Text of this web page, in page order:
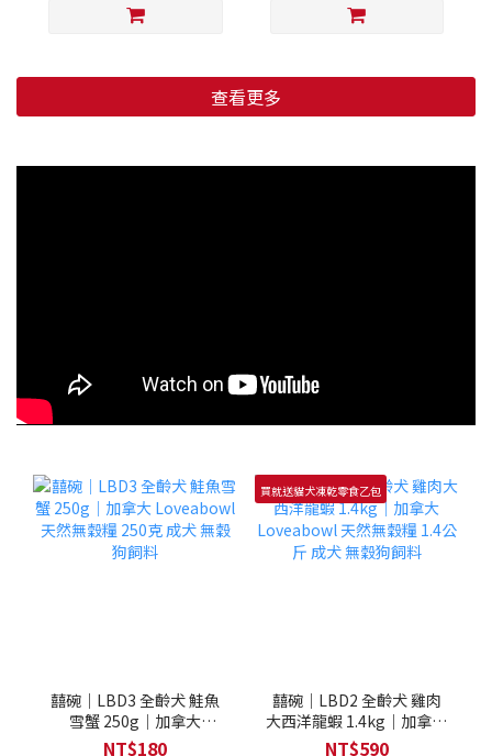
查看更多
囍碗｜LBD3 全齡犬 鮭魚
雪蟹 250g｜加拿大
Loveabowl 天然無穀糧
NT$180
買就送貓犬凍乾零食乙包
囍碗｜LBD2 全齡犬 雞肉
大西洋龍蝦 1.4kg｜加拿大
Loveabowl 天然無穀糧
NT$590